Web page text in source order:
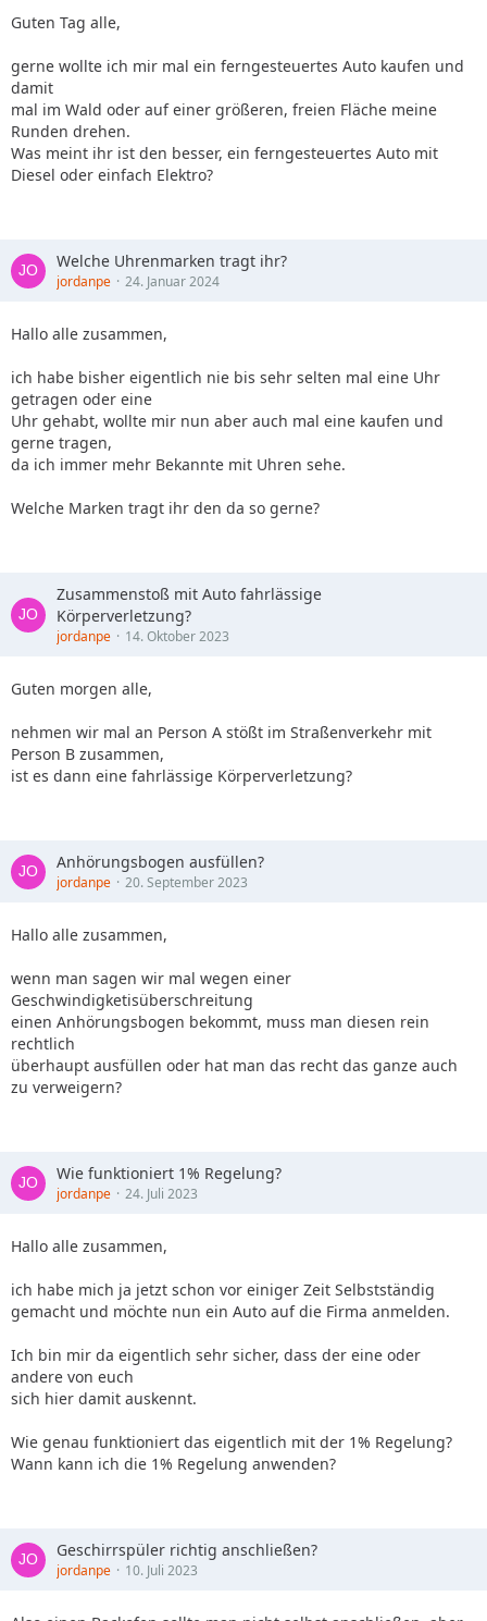
Guten Tag alle,
gerne wollte ich mir mal ein ferngesteuertes Auto kaufen und
damit
mal im Wald oder auf einer größeren, freien Fläche meine
Runden drehen.
Was meint ihr ist den besser, ein ferngesteuertes Auto mit
Diesel oder einfach Elektro?
Welche Uhrenmarken tragt ihr?
jordanpe 24. Januar 2024
Hallo alle zusammen,
ich habe bisher eigentlich nie bis sehr selten mal eine Uhr
getragen oder eine
Uhr gehabt, wollte mir nun aber auch mal eine kaufen und
gerne tragen,
da ich immer mehr Bekannte mit Uhren sehe.
Welche Marken tragt ihr den da so gerne?
Zusammenstoß mit Auto fahrlässige
Körperverletzung?
jordanpe 14. Oktober 2023
Guten morgen alle,
nehmen wir mal an Person A stößt im Straßenverkehr mit
Person B zusammen,
ist es dann eine fahrlässige Körperverletzung?
Anhörungsbogen ausfüllen?
jordanpe 20. September 2023
Hallo alle zusammen,
wenn man sagen wir mal wegen einer
Geschwindigketisüberschreitung
einen Anhörungsbogen bekommt, muss man diesen rein
rechtlich
überhaupt ausfüllen oder hat man das recht das ganze auch
zu verweigern?
Wie funktioniert 1% Regelung?
jordanpe 24. Juli 2023
Hallo alle zusammen,
ich habe mich ja jetzt schon vor einiger Zeit Selbstständig
gemacht und möchte nun ein Auto auf die Firma anmelden.
Ich bin mir da eigentlich sehr sicher, dass der eine oder
andere von euch
sich hier damit auskennt.
Wie genau funktioniert das eigentlich mit der 1% Regelung?
Wann kann ich die 1% Regelung anwenden?
Geschirrspüler richtig anschließen?
jordanpe 10. Juli 2023